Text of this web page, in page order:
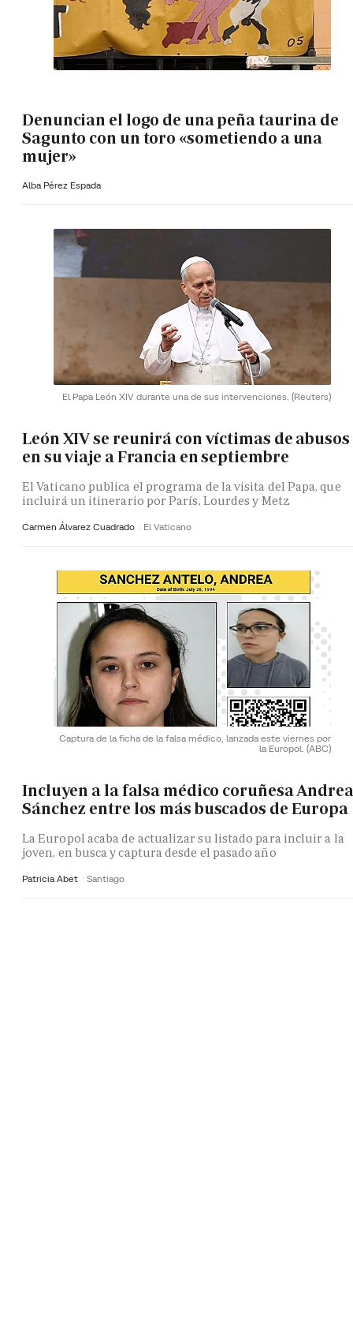
Denuncian el logo de una peña taurina de
Sagunto con un toro «sometiendo a una
mujer»
Alba Pérez Espada
El Papa León XIV durante una de sus intervenciones. (Reuters)
León XIV se reunirá con víctimas de abusos
en su viaje a Francia en septiembre
El Vaticano publica el programa de la visita del Papa, que
incluirá un itinerario por París, Lourdes y Metz
Carmen Álvarez Cuadrado El Vaticano
Captura de la ficha de la falsa médico, lanzada este viernes por
la Europol. (ABC)
Incluyen a la falsa médico coruñesa Andrea
Sánchez entre los más buscados de Europa
La Europol acaba de actualizar su listado para incluir a la
joven, en busca y captura desde el pasado año
Patricia Abet Santiago